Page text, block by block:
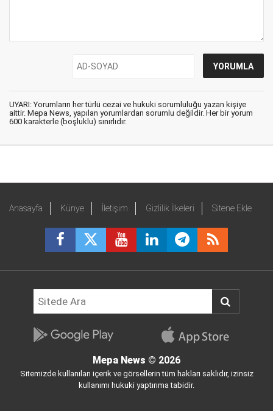
UYARI: Yorumların her türlü cezai ve hukuki sorumluluğu yazan kişiye
aittir. Mepa News, yapılan yorumlardan sorumlu değildir. Her bir yorum
600 karakterle (boşluklu) sınırlıdır.
Anasayfa Künye İletişim Gizlilik İlkeleri Sitene Ekle
Mepa News © 2026
Sitemizde kullanılan içerik ve görsellerin tüm hakları saklıdır, izinsiz
kullanımı hukuki yaptırıma tabidir.